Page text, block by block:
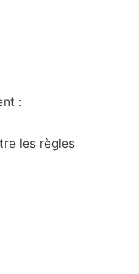
:
les règles